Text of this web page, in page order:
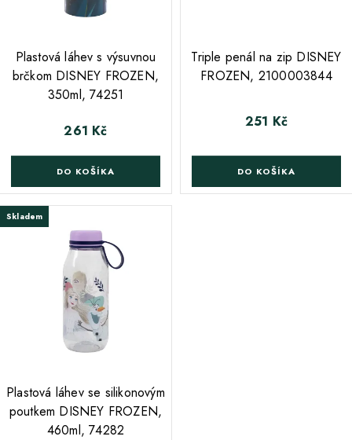
Plastová láhev s výsuvnou
brčkom DISNEY FROZEN,
350ml, 74251
Cena
261 Kč
DO KOŠÍKA
Triple penál na zip DISNEY
FROZEN, 2100003844
Cena
251 Kč
DO KOŠÍKA
Skladem
Plastová láhev se silikonovým
poutkem DISNEY FROZEN,
460ml, 74282